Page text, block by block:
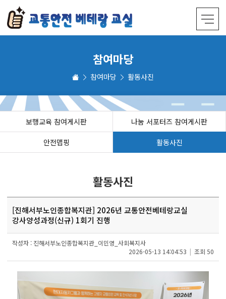
참여마당
참여마당 활동사진
보행교육 참여게시판 나눔 서포터즈 참여게시판
안전맵핑 활동사진
활동사진
[진해서부노인종합복지관] 2026년 교통안전베테랑교실
강사양성과정(신규) 1회기 진행
작성자 : 진해서부노인종합복지관_이민영_사회복지사
2026-05-13 14:04:53 | 조회 50